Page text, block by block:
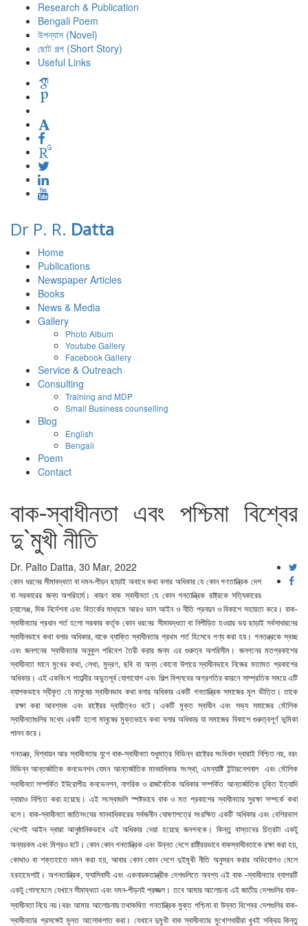
Research & Publication
Bengali Poem
উপন্যাস (Novel)
ছোট গল্প (Short Story)
Useful Links
Dr P. R. Datta
Home
Publications
Newspaper Articles
Books
News & Media
Gallery
Photo Album
Youtube Gallery
Facebook Gallery
Service & Outreach
Consulting
Training and MDP
Small Business counselling
Blog
English
Bengali
Poem
Contact
বাক-স্বাধীনতা এবং পশ্চিমা বিশ্বের
দু`মুখী নীতি
Dr. Palto Datta, 30 Mar, 2022
কোন ধরনের সীমাবদ্ধতা বা দমন-পীড়ন ছাড়াই অবাধে কথা বলার অধিকারযে কোন গণতান্ত্রিক দেশ
বা সরকারের জন্য অপরিহার্য। কারণ বাক স্বাধীনতা যে কোন গনতান্ত্রিক রাষ্ট্রকে সত্যিকারের
চ্যালেঞ্জ, দিক নির্দেশনা এবং বিতর্কের মাধ্যমে আরও ভাল আইন ও নীতি প্রনয়ন ও বিকাশে সহায়তা করে। বাক-
স্বাধীনতার প্রধান শর্ত হলো সরকার কর্তৃক কোন ধরনের সীমাবদ্ধতা বা নিপীড়িত হওয়ার ভয় ছাড়াই সর্বসাধারনের
স্বাধীনভাবে কথা বলার অধিকার, যাকে ব্যাক্তি স্বাধীনতার প্রথম শর্ত হিসেবে গণ্য করা হয়। গনতন্ত্রকে স্বচ্ছ
এবং জনগনের স্বাধীনতার অনুকুল পরিবেশ তৈরী করার জন্য এর গুরুত্ব অপরিসীম। জনগনের মতপ্রকাশের
স্বাধীনতা মানে মুখের কথা, লেখা, মুদ্রণ, ছবি বা অন্য কোনো উপায়ে স্বাধীনভাবে নিজের মতামত প্রকাশের
অধিকার। এই একবিংশ শতাব্দীর অভুতপূর্ব যোগাযোগ এবং শিল্প বিপ্লবের অগ্রগতির কারনে সাম্প্রতিক সময়ে এটি
ব্যাপকভাবে স্বীকৃত যে মানুষের স্বাধীনভাব কথা বলার অধিকার একটি গনতান্ত্রিক সমাজের মূল ভীত্তি। তাকে
রক্ষা করা আবশ্যক এবং রাষ্ট্রের দ্বায়ীত্বও বটে। একটি মুক্ত স্বাধীন এবং সভ্য সমাজের মৌলিক
স্বাধীনতাগুলির মধ্যে একটি হলো মানুষের মুক্তভাবে কথা বলার অধিকার যা সমাজের বিকাশে গুরুত্বপূর্ণ ভূমিকা
পালন করে।
গনতন্ত্র, বিশ্বায়ন আর স্বাধীনতার যুগে বাক-স্বাধীনতা শুধুমাত্র বিভিন্ন রাষ্ট্রের সংবিধান দ্বারাই নিশ্চিত নয়, বরং
বিভিন্ন আন্তর্জাতিক কনভেনশন যেমন আন্তর্জাতিক মানবাধিকার সংস্থা, এমন্যাষ্টি ইন্টারনেশনাল এবং মৌলিক
স্বাধীনতা সম্পর্কিত ইউরোপীয় কনভেনশন, নাগরিক ও রাজনৈতিক অধিকার সম্পর্কিত আন্তর্জাতিক চুক্তি ইত্যাদি
দ্বারাও নিশ্চিত করা হয়েছে। এই সংস্থাগুলি স্পষ্টভাবে বাক ও মত প্রকাশের স্বাধীনতার সুরক্ষা সম্পর্কে কথা
বলে। বাক-স্বাধীনতা জাতিসংঘের মানবাধিকারের সর্বজনীন ঘোষণাপত্রে সংরক্ষিত একটি অধিকার এবং বেশিরভাগ
দেশেই আইন দ্বারা আনুষ্ঠানিকভাবে এই অধিকার দেয়া হয়েছে জনগনকে। কিন্তু বাস্তবের চিত্রটা একটু
অন্যরকম এবং মিশ্রও বটে। কোন কোন গনতান্ত্রিক এবং উন্নত দেশে রাষ্ট্রিয়ভাবে বাকস্বাধীনতাকে রক্ষা করা হয়,
কোথাও বা শক্তহাতে দমন করা হয়, আবার কোন কোন দেশে দুইমূখী নীতি অনুসরন করার অভিযোগও মেলে
হরহামেশাই। অগনতান্ত্রিক, ফ্যাসিবাদী এবং একনায়কতান্ত্রীক দেশগুলিতে অবশ্য এই বাক -স্বাধীনতার ব্যাপরটি
একটু গোলমেলে যেখানে সীমাব্ধতা এবং দমন-পীড়নই প্রজ্জল। তবে আমার আলোচনা এই জাতীয় দেশগুলির বাক-
স্বাধীনতা নিয়ে নয়।বরং আমার আলোচনায় তথাকথিত গনতান্ত্রিক মুক্ত পশ্চিমা বা উন্নত বিশ্বের দেশগুলির বাক-
স্বাধীনতার প্রসঙ্গেই মূলত আলোকপাত করা। যেখানে দুমুখী বাক স্বাধীনতার মুখোশধারীরা খুবই সক্রিয় কিন্তু